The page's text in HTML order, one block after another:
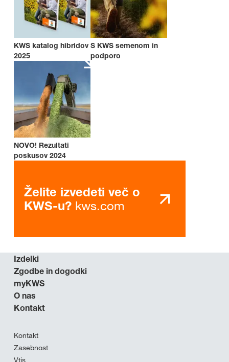
KWS katalog hibridov
2025
S KWS semenom in
podporo
NOVO! Rezultati
poskusov 2024
Želite izvedeti več o
KWS-u? kws.com
Izdelki
Zgodbe in dogodki
myKWS
O nas
Kontakt
Kontakt
Zasebnost
Vtis